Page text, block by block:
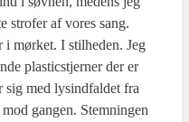
stro­fer af vores sang.
mør­ket. I stil­he­den. Jeg
pla­sti­c­stjer­ner der er
med lysind­fal­det fra
gan­gen. Stem­nin­gen